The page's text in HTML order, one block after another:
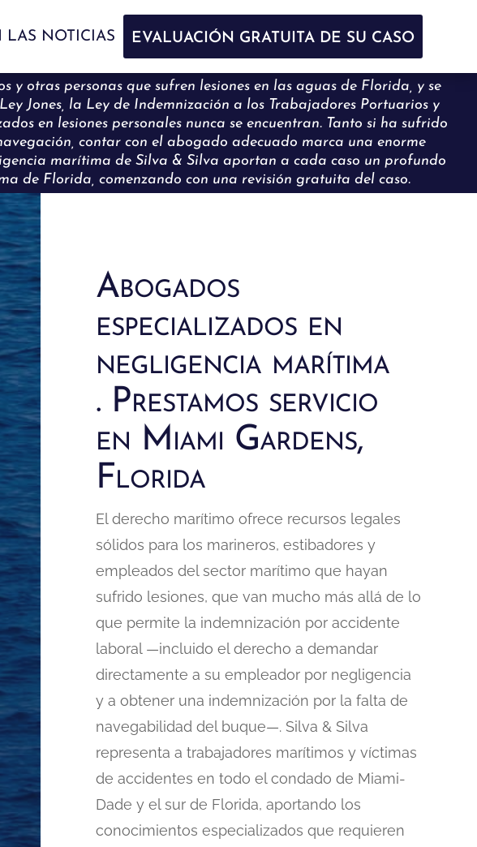
LAS NOTICIAS EVALUACIÓN GRATUITA DE SU CASO
otras personas que sufren lesiones en las aguas de Florida, y se
Jones, la Ley de Indemnización a los Trabajadores Portuarios y
en lesiones personales nunca se encuentran. Tanto si ha sufrido
contar con el abogado adecuado marca una enorme
marítima de Silva & Silva aportan a cada caso un profundo
de Florida, comenzando con una revisión gratuita del caso.
Abogados
especializados en
negligencia marítima
. Prestamos servicio
en Miami Gardens,
Florida
El derecho marítimo ofrece recursos legales
sólidos para los marineros, estibadores y
empleados del sector marítimo que hayan
sufrido lesiones, que van mucho más allá de lo
que permite la indemnización por accidente
laboral —incluido el derecho a demandar
directamente a su empleador por negligencia
y a obtener una indemnización por la falta de
navegabilidad del buque—. Silva & Silva
representa a trabajadores marítimos y víctimas
de accidentes en todo el condado de Miami-
Dade y el sur de Florida, aportando los
conocimientos especializados que requieren